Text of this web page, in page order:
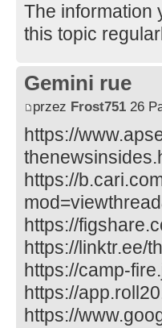
The information
this topic
Gemini rue
przez Frost751 26
https://
https://
https://
https://linktr.ee/
https://camp-
https://
https://